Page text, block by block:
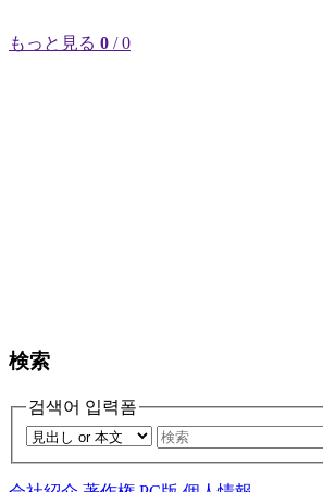
もっと見る 0 / 0
検索
검색어 입력폼